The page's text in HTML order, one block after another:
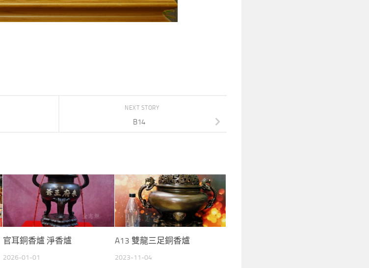
NEXT STORY
B14
官耳銅香爐 淨香爐
2026-01-01
A13 雙龍三足銅香爐
2023-11-04